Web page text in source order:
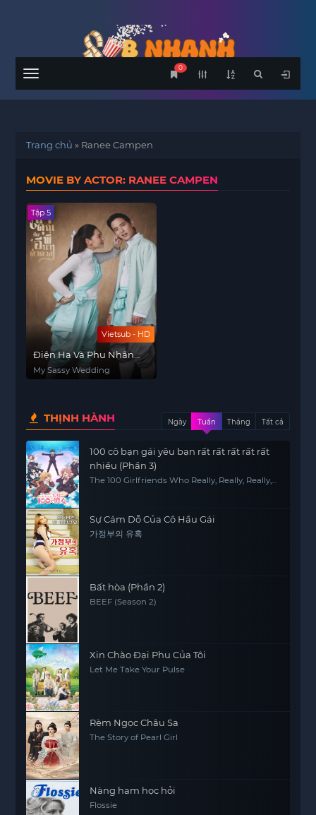
Menu
0
Trang chủ » Ranee Campen
MOVIE BY ACTOR: RANEE CAMPEN
Vietsub - HD
Tập 5
Điện Hạ Và Phu Nhân
Kamduang
My Sassy Wedding
THỊNH HÀNH Ngày Tuần Tháng Tất cả
100 cô bạn gái yêu bạn rất rất rất rất rất
nhiều (Phần 3)
The 100 Girlfriends Who Really, Really, Really,
Sự Cám Dỗ Của Cô Hầu Gái
가정부의 유혹
Bất hòa (Phần 2)
BEEF (Season 2)
Xin Chào Đại Phu Của Tôi
Let Me Take Your Pulse
Rèm Ngọc Châu Sa
The Story of Pearl Girl
Nàng ham học hỏi
Flossie